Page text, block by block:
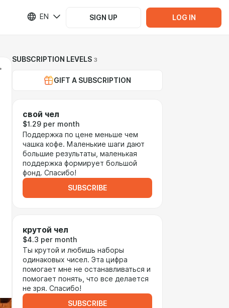
EN SIGN UP LOG IN
SUBSCRIPTION LEVELS 3
GIFT A SUBSCRIPTION
свой чел
$1.29 per month
Поддержка по цене меньше чем
чашка кофе. Маленькие шаги дают
большие результаты, маленькая
поддержка формирует большой
фонд. Спасибо!
SUBSCRIBE
крутой чел
$4.3 per month
Ты крутой и любишь наборы
одинаковых чисел. Эта цифра
помогает мне не останавливаться и
помогает понять, что все делается
не зря. Спасибо!
SUBSCRIBE